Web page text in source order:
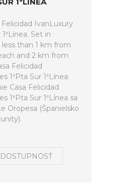
IvanLuxury
Set in
less than 1 km from
and 2 km from
Felicidad
1ªPta Sur 1ªLínea
Casa Felicidad
1ªPta Sur 1ªLínea sa
Oropesa (Španielsko